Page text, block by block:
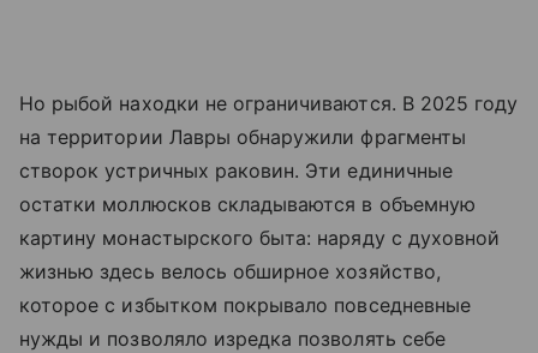
Но рыбой находки не ограничиваются. В 2025 году
на территории Лавры обнаружили фрагменты
створок устричных раковин. Эти единичные
остатки моллюсков складываются в объемную
картину монастырского быта: наряду с духовной
жизнью здесь велось обширное хозяйство,
которое с избытком покрывало повседневные
нужды и позволяло изредка позволять себе